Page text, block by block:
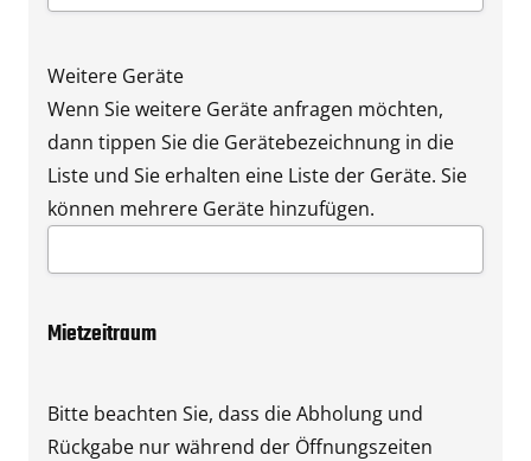
Weitere Geräte
Wenn Sie weitere Geräte anfragen möchten,
dann tippen Sie die Gerätebezeichnung in die
Liste und Sie erhalten eine Liste der Geräte. Sie
können mehrere Geräte hinzufügen.
Mietzeitraum
Bitte beachten Sie, dass die Abholung und
Rückgabe nur während der Öffnungszeiten